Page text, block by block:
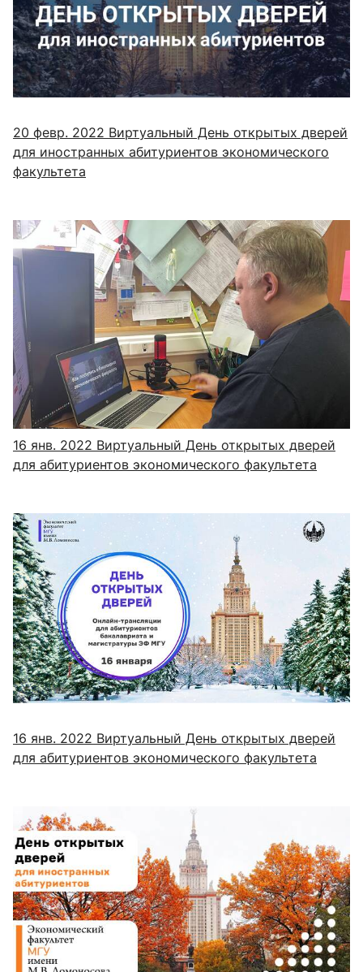
20 февр. 2022 Виртуальный День открытых дверей
для иностранных абитуриентов экономического
факультета
16 янв. 2022 Виртуальный День открытых дверей
для абитуриентов экономического факультета
16 янв. 2022 Виртуальный День открытых дверей
для абитуриентов экономического факультета